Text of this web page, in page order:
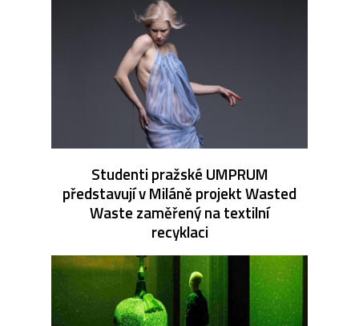
Studenti pražské UMPRUM
představují v Miláně projekt Wasted
Waste zaměřený na textilní
recyklaci